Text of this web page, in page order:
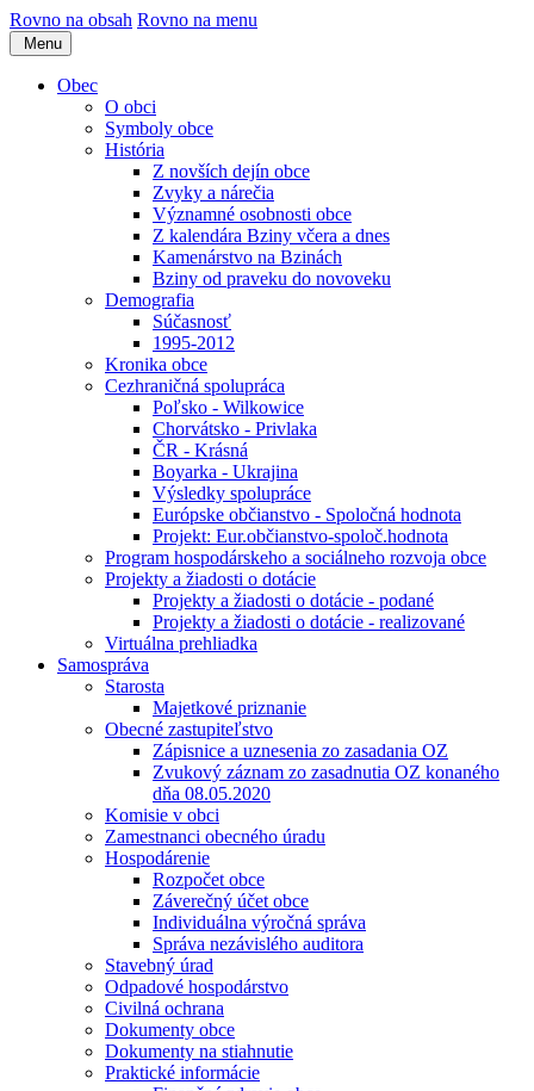
Rovno na obsah Rovno na menu
Menu
Obec
O obci
Symboly obce
História
Z novších dejín obce
Zvyky a nárečia
Významné osobnosti obce
Z kalendára Bziny včera a dnes
Kamenárstvo na Bzinách
Bziny od praveku do novoveku
Demografia
Súčasnosť
1995-2012
Kronika obce
Cezhraničná spolupráca
Poľsko - Wilkowice
Chorvátsko - Privlaka
ČR - Krásná
Boyarka - Ukrajina
Výsledky spolupráce
Európske občianstvo - Spoločná hodnota
Projekt: Eur.občianstvo-spoloč.hodnota
Program hospodárskeho a sociálneho rozvoja obce
Projekty a žiadosti o dotácie
Projekty a žiadosti o dotácie - podané
Projekty a žiadosti o dotácie - realizované
Virtuálna prehliadka
Samospráva
Starosta
Majetkové priznanie
Obecné zastupiteľstvo
Zápisnice a uznesenia zo zasadania OZ
Zvukový záznam zo zasadnutia OZ konaného
dňa 08.05.2020
Komisie v obci
Zamestnanci obecného úradu
Hospodárenie
Rozpočet obce
Záverečný účet obce
Individuálna výročná správa
Správa nezávislého auditora
Stavebný úrad
Odpadové hospodárstvo
Civilná ochrana
Dokumenty obce
Dokumenty na stiahnutie
Praktické informácie